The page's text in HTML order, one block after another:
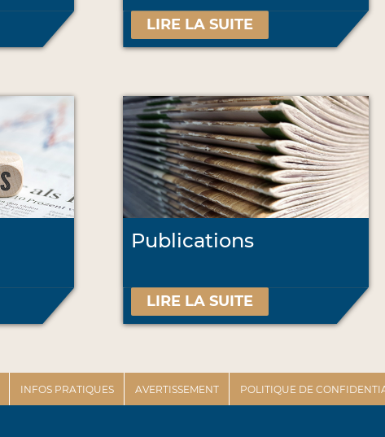
LIRE LA SUITE
Publications
LIRE LA SUITE
INFOS PRATIQUES AVERTISSEMENT POLITIQUE DE